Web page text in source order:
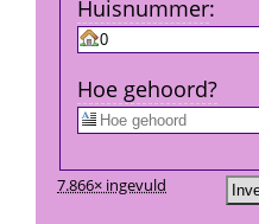
7.866× ingevuld
Huis­nummer:
Hoe gehoord?